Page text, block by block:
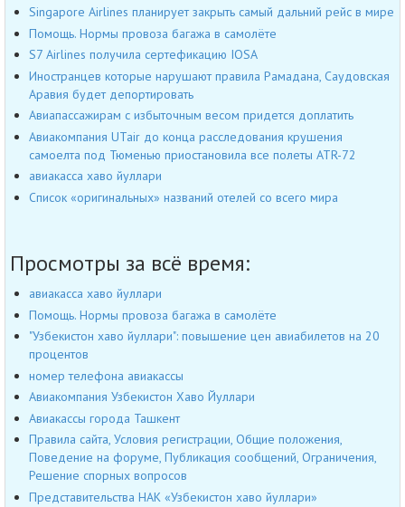
Singapore Airlines планирует закрыть самый дальний рейс в мире
Помощь. Нормы провоза багажа в самолёте
S7 Airlines получила сертефикацию IOSA
Иностранцев которые нарушают правила Рамадана, Саудовская
Аравия будет депортировать
Авиапассажирам с избыточным весом придется доплатить
Авиакомпания UTair до конца расследования крушения
самоелта под Тюменью приостановила все полеты ATR-72
авиакасса хаво йуллари
Список «оригинальных» названий отелей со всего мира
Просмотры за всё время:
авиакасса хаво йуллари
Помощь. Нормы провоза багажа в самолёте
"Узбекистон хаво йуллари": повышение цен авиабилетов на 20
процентов
номер телефона авиакассы
Авиакомпания Узбекистон Хаво Йуллари
Авиакассы города Ташкент
Правила сайта, Условия регистрации, Общие положения,
Поведение на форуме, Публикация сообщений, Ограничения,
Решение спорных вопросов
Представительства НАК «Узбекистон хаво йуллари»